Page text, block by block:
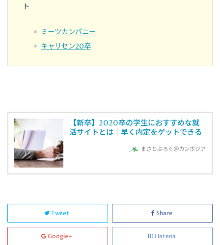
ト
ミーツカンパニー
キャリセン20卒
【新卒】2020卒の学生におすすめな就
活サイトとは｜早く内定をゲットできる
まさとぶろぐ＠カンボジア
Tweet Share
Google+ Hatena